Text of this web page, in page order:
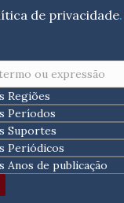
de privacidade.